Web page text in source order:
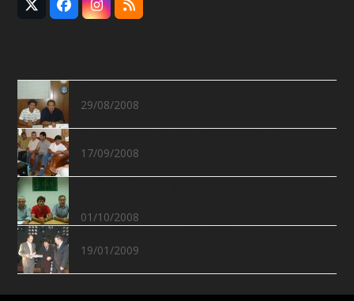
Twitter
(deprecated)
Facebook
Instagram
RSS
29/08/2008
17/09/2008
01/10/2008
19/01/2009